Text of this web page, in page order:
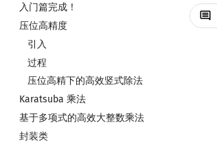
入门篇完成！
压位高精度
引入
过程
压位高精下的高效竖式除法
Karatsuba 乘法
基于多项式的高效大整数乘法
封装类